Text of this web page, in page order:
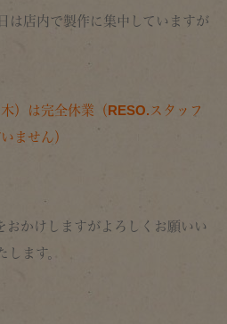
は店内で製作に集中していますが
）は完全休業（RESO. スタッフ
ません）
おかけしますがよろしくお願いい
します。